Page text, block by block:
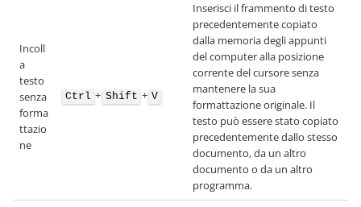
Incoll
a
testo
senza
forma
ttazio
ne
Ctrl + Shift + V
Inserisci il frammento di testo
precedentemente copiato
dalla memoria degli appunti
del computer alla posizione
corrente del cursore senza
mantenere la sua
formattazione originale. Il
testo può essere stato copiato
precedentemente dallo stesso
documento, da un altro
documento o da un altro
programma.